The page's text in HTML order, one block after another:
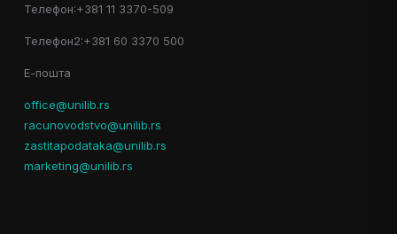
Телефон:+381 11 3370-509
Телефон2:+381 60 3370 500
Е-пошта
office@unilib.rs
racunovodstvo@unilib.rs
zastitapodataka@unilib.rs
marketing@unilib.rs